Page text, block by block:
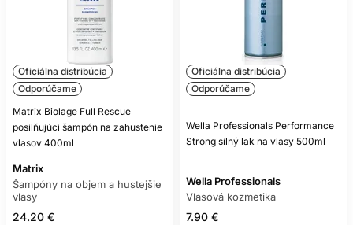
Oficiálna distribúcia
Odporúčame
Matrix Biolage Full Rescue
posilňujúci šampón na zahustenie
vlasov 400ml
Matrix
Šampóny na objem a hustejšie
vlasy
24.20 €
Oficiálna distribúcia
Odporúčame
Wella Professionals Performance
Strong silný lak na vlasy 500ml
Wella Professionals
Vlasová kozmetika
7.90 €